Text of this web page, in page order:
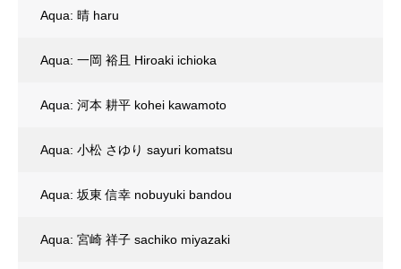
Aqua: 晴 haru
Aqua: 一岡 裕且 Hiroaki ichioka
Aqua: 河本 耕平 kohei kawamoto
Aqua: 小松 さゆり sayuri komatsu
Aqua: 坂東 信幸 nobuyuki bandou
Aqua: 宮崎 祥子 sachiko miyazaki